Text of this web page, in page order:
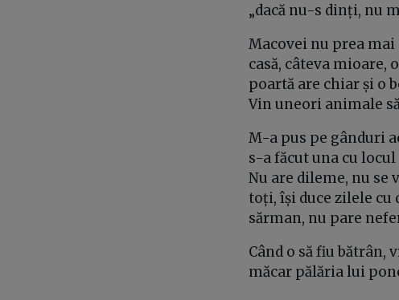
„dacă nu-s dinți, nu
Macovei nu prea
casă, câteva mioare,
poartă are chiar și o
Vin uneori animale
M-a pus pe gânduri
s-a făcut una cu
Nu are dileme, nu se
toți, își duce zilele
sărman, nu pare
Când o să fiu bătrân,
măcar pălăria lui